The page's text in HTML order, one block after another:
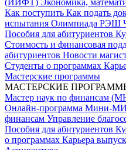
(ИИФТ) Экономика,
Как поступить Как подать
испытания Олимпиада РЭШ
Пособия для абитуриентов
Стоимость и финансовая
абитуриентов Новости
Студенты о программах
Мастерские программы
МАСТЕРСКИЕ
Мастер наук по финансам
Онлайн-программа Мини-
финансам Управление
Пособия для абитуриентов
о программах Карьера